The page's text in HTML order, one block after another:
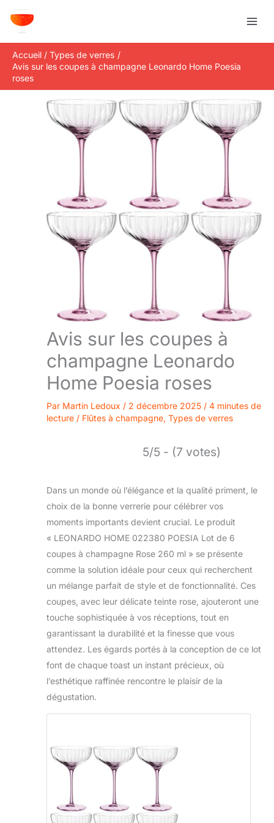
Accueil
Types de verres
Avis sur les coupes à champagne Leonardo Home Poesia
roses
Avis sur les coupes à
champagne Leonardo
Home Poesia roses
Par Martin Ledoux / 2 décembre 2025 / 4 minutes de
lecture / Flûtes à champagne, Types de verres
5/5 - (7 votes)
Dans un monde où l’élégance et la qualité priment, le
choix de la bonne verrerie pour célébrer vos
moments importants devient crucial. Le produit
« LEONARDO HOME 022380 POESIA Lot de 6
coupes à champagne Rose 260 ml » se présente
comme la solution idéale pour ceux qui recherchent
un mélange parfait de style et de fonctionnalité. Ces
coupes, avec leur délicate teinte rose, ajouteront une
touche sophistiquée à vos réceptions, tout en
garantissant la durabilité et la finesse que vous
attendez. Les égards portés à la conception de ce lot
font de chaque toast un instant précieux, où
l’esthétique raffinée rencontre le plaisir de la
dégustation.
e
c
h
e
r